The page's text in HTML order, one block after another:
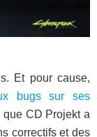
Et pour cause,
bugs sur ses
que CD Projekt a
correctifs et des